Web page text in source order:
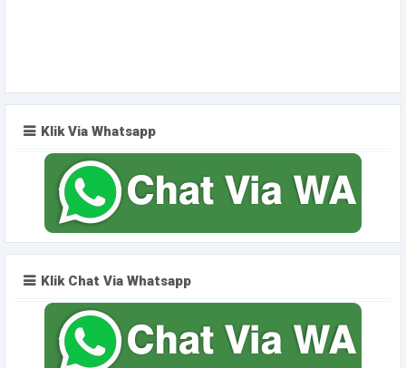
Klik Via Whatsapp
Klik Chat Via Whatsapp